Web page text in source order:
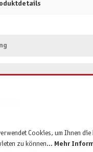
Cookies, um Ihnen
zu können... Mehr